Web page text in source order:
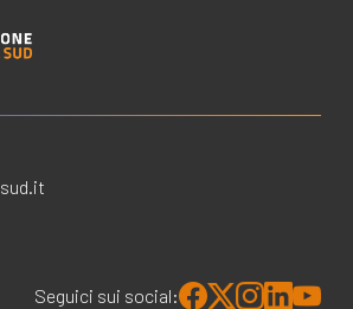
Seguici sui social: